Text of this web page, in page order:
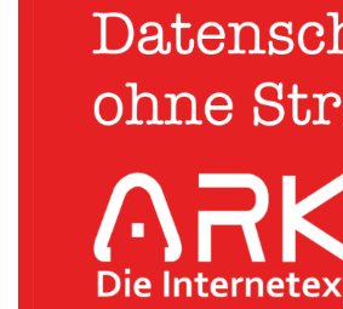
Quelle: E.ON Energie Deutschland
„Das Zusammenspiel aus hoher